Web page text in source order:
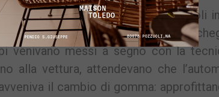
della compagnia di Pozzuoli
consumati all’interno del
venivano messi a segno con la
alla vettura, attendevano che
il cambio di gomma: